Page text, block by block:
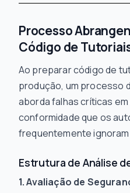
Processo
Código de
Ao preparar código de
produção, um processo
aborda falhas críticas
conformidade que os
frequentemente
Estrutura de Análise
1. Avaliação de